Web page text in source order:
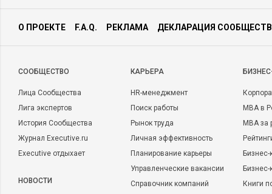
О ПРОЕКТЕ F.A.Q. РЕКЛАМА ДЕКЛАРАЦИЯ
CООБЩЕСТВО
Лица Сообщества
Лига экспертов
История Сообщества
Журнал Executive.ru
Executive отдыхает
НОВОСТИ
КАРЬЕРА
HR-менеджмент
Поиск работы
Рынок труда
Личная эффективность
Планирование карьеры
Управленческие вакансии
Справочник компаний
MBA в
MBA
Бизнес-
Книги